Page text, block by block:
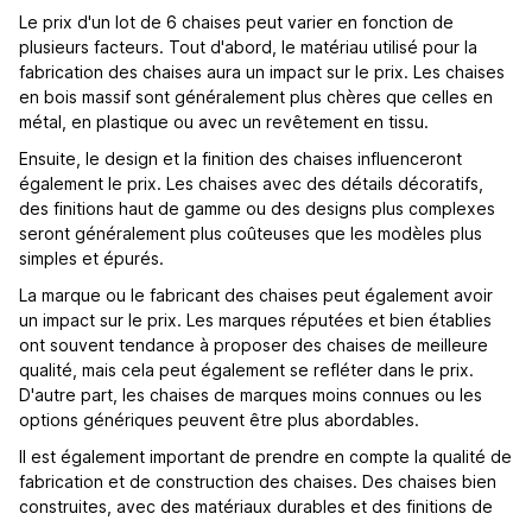
Le prix d'un lot de 6 chaises peut varier en fonction de
plusieurs facteurs. Tout d'abord, le matériau utilisé pour la
fabrication des chaises aura un impact sur le prix. Les chaises
en bois massif sont généralement plus chères que celles en
métal, en plastique ou avec un revêtement en tissu.
Ensuite, le design et la finition des chaises influenceront
également le prix. Les chaises avec des détails décoratifs,
des finitions haut de gamme ou des designs plus complexes
seront généralement plus coûteuses que les modèles plus
simples et épurés.
La marque ou le fabricant des chaises peut également avoir
un impact sur le prix. Les marques réputées et bien établies
ont souvent tendance à proposer des chaises de meilleure
qualité, mais cela peut également se refléter dans le prix.
D'autre part, les chaises de marques moins connues ou les
options génériques peuvent être plus abordables.
Il est également important de prendre en compte la qualité de
fabrication et de construction des chaises. Des chaises bien
construites, avec des matériaux durables et des finitions de